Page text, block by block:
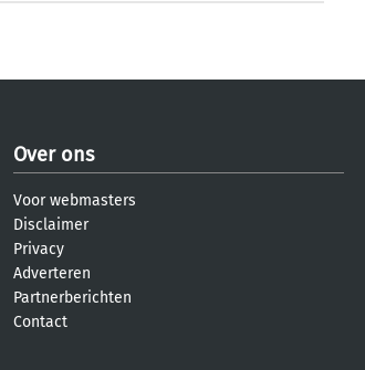
Over ons
Voor webmasters
Disclaimer
Privacy
Adverteren
Partnerberichten
Contact